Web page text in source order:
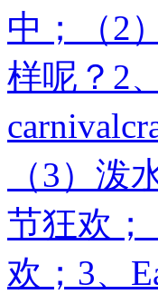
中；（2
样呢？2
（3）
节狂欢；
欢；3、